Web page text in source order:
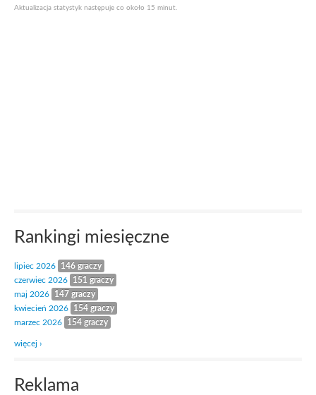
Aktualizacja statystyk następuje co około 15 minut.
Rankingi miesięczne
lipiec 2026
146 graczy
czerwiec 2026
151 graczy
maj 2026
147 graczy
kwiecień 2026
154 graczy
marzec 2026
154 graczy
więcej ›
Reklama